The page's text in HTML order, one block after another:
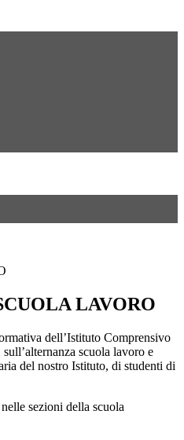
LAVORO
dell’Istituto Comprensivo
scuola lavoro e
del nostro Istituto, di studenti di
sezioni della scuola